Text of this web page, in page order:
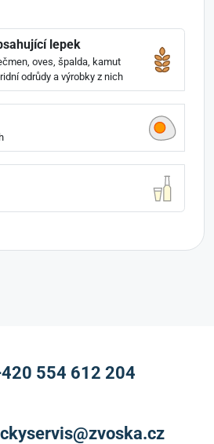
lepek
oves, špalda, kamut
odrůdy a výrobky z nich
554 612 204